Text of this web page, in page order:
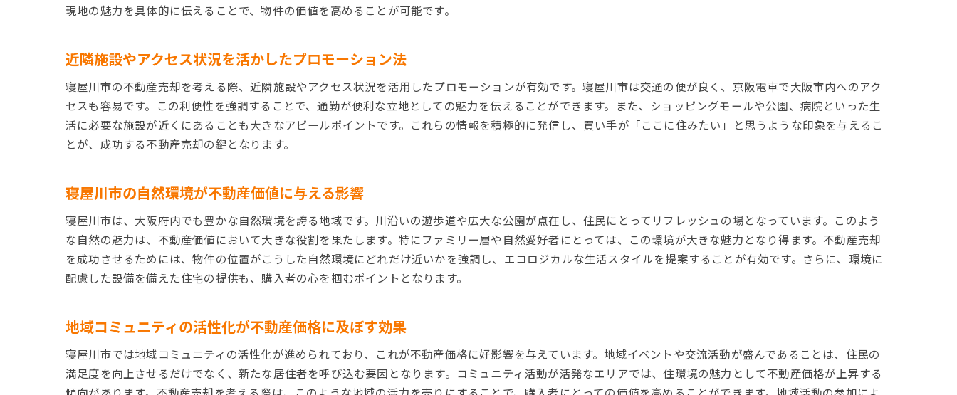
現地の魅力を具体的に伝えることで、物件の価値を高めることが可能です。
近隣施設やアクセス状況を活かしたプロモーション法
寝屋川市の不動産売却を考える際、近隣施設やアクセス状況を活用したプロモーションが有効です。寝屋川市は交通の便が良く、京阪電車で大阪市内へのアク
セスも容易です。この利便性を強調することで、通勤が便利な立地としての魅力を伝えることができます。また、ショッピングモールや公園、病院といった生
活に必要な施設が近くにあることも大きなアピールポイントです。これらの情報を積極的に発信し、買い手が「ここに住みたい」と思うような印象を与えるこ
とが、成功する不動産売却の鍵となります。
寝屋川市の自然環境が不動産価値に与える影響
寝屋川市は、大阪府内でも豊かな自然環境を誇る地域です。川沿いの遊歩道や広大な公園が点在し、住民にとってリフレッシュの場となっています。このよう
な自然の魅力は、不動産価値において大きな役割を果たします。特にファミリー層や自然愛好者にとっては、この環境が大きな魅力となり得ます。不動産売却
を成功させるためには、物件の位置がこうした自然環境にどれだけ近いかを強調し、エコロジカルな生活スタイルを提案することが有効です。さらに、環境に
配慮した設備を備えた住宅の提供も、購入者の心を掴むポイントとなります。
地域コミュニティの活性化が不動産価格に及ぼす効果
寝屋川市では地域コミュニティの活性化が進められており、これが不動産価格に好影響を与えています。地域イベントや交流活動が盛んであることは、住民の
満足度を向上させるだけでなく、新たな居住者を呼び込む要因となります。コミュニティ活動が活発なエリアでは、住環境の魅力として不動産価格が上昇する